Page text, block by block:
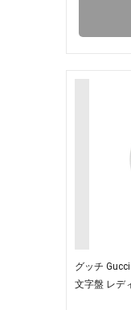
グッチ
文字盤 レデ